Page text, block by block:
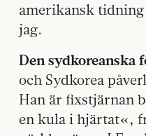
amerikansk
jag.
Den sydkoreanska
och Sydkorea
Han är fixstjärnan
en kula i hjärtat«,